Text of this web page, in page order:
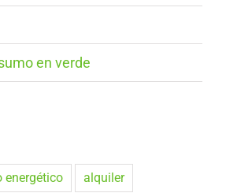
en verde
energético alquiler